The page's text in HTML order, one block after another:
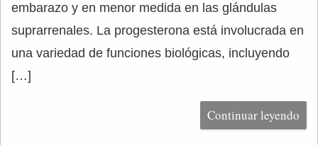
embarazo y en menor medida en las glándulas
suprarrenales. La progesterona está involucrada en
una variedad de funciones biológicas, incluyendo
[…]
Continuar leyendo